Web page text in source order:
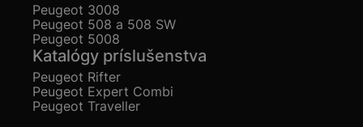
Peugeot 3008
Peugeot 508 a 508 SW
Peugeot 5008
Katalógy príslušenstva
Peugeot Rifter
Peugeot Expert Combi
Peugeot Traveller